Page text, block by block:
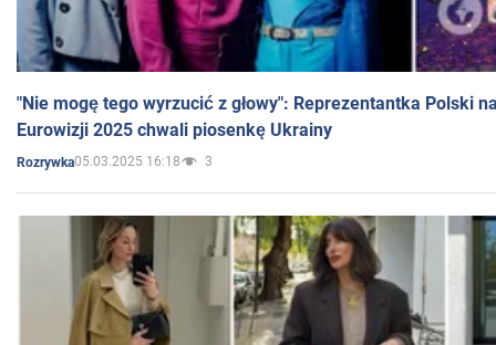
"Nie mogę tego wyrzucić z głowy": Reprezentantka Polski
Eurowizji 2025 chwali piosenkę Ukrainy
Rozrywka05.03.2025 16:18 3